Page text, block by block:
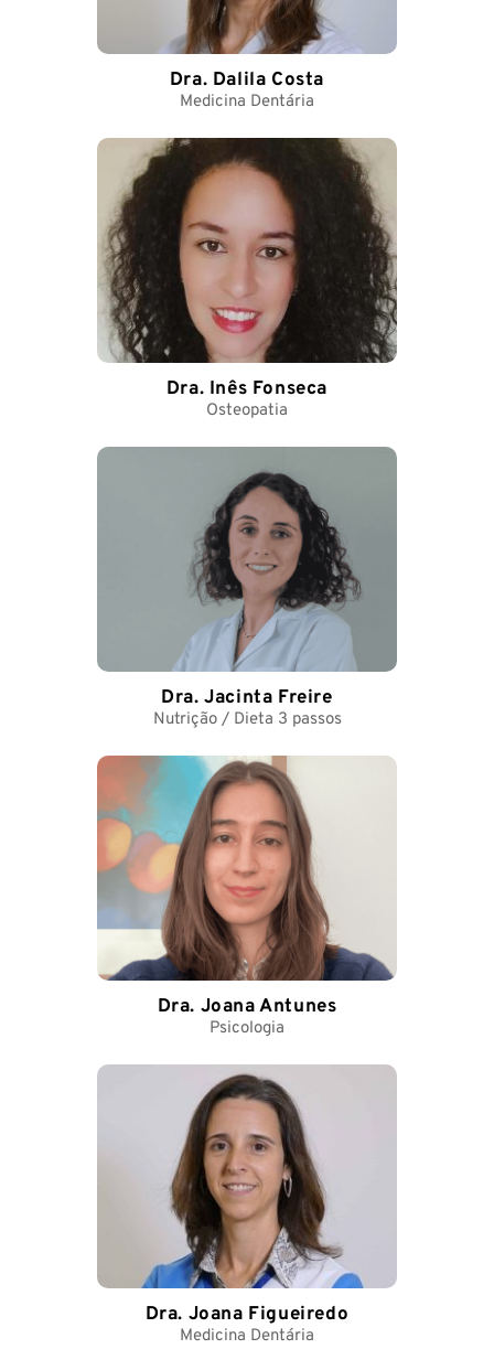
Dra. Dalila Costa
Medicina Dentária
Dra. Inês Fonseca
Osteopatia
Dra. Jacinta Freire
Nutrição / Dieta 3 passos
Dra. Joana Antunes
Psicologia
Dra. Joana Figueiredo
Medicina Dentária